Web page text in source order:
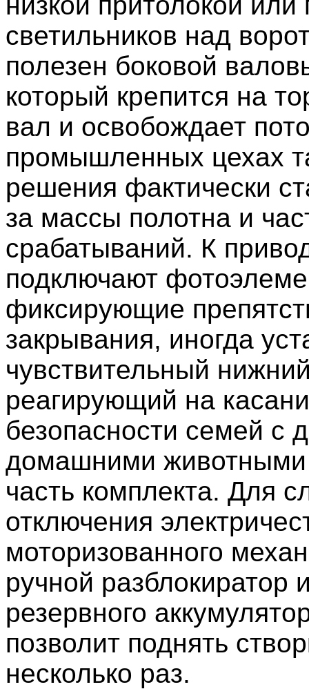
светильников над
полезен боковой
который крепится на
вал и освобождает
промышленных цехах
решения фактически
за массы полотна и
срабатываний. К
подключают
фиксирующие
закрывания, иногда
чувствительный
реагирующий на
безопасности семей с
домашними животными
часть комплекта. Для
отключения
моторизованного
ручной разблокиратор
резервного
позволит поднять
несколько раз.